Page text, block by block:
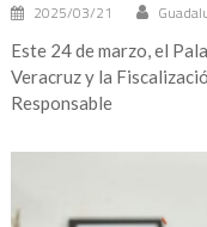
2025/03/21
Este 24 de marzo, el
Veracruz y la
Responsable